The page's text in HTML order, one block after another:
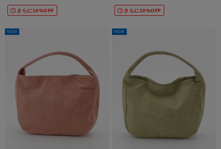
さらに10%OFF さらに10%OFF
NEW NEW